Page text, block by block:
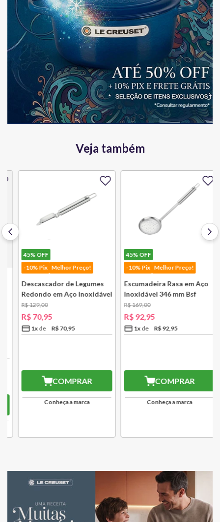
Veja também
45%OFF
-10% Pix
Melhor Preço!
Descascador de Legumes
Redondo em Aço Inoxidável
131 mm Bsf
129,00
R$70,95
1x R$ 70,95
COMPRAR
Conheça a marca
45%OFF
-10% Pix
Melhor Preço!
Escumadeira Rasa em Aço
Inoxidável 346 mm Bsf
169,00
R$92,95
1x R$ 92,95
COMPRAR
Conheça a marca